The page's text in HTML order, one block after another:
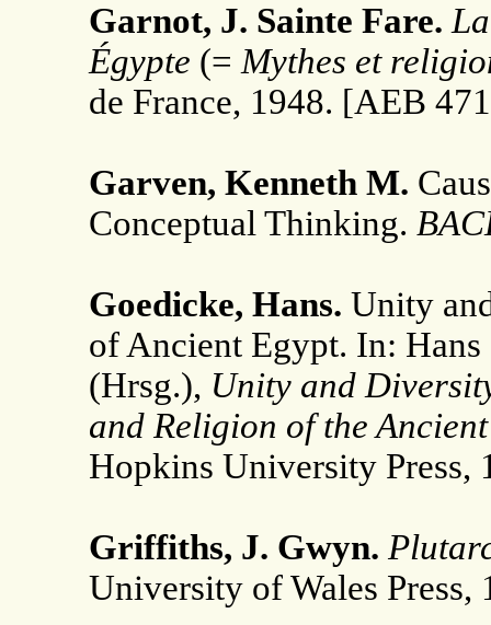
Garnot, J. Sainte Fare.
Égypte (= Mythes et
de France, 1948. [AEB
Garven, Kenneth M.
Conceptual Thinking.
Goedicke, Hans. Unity
of Ancient Egypt. In:
(Hrsg.), Unity and
and Religion of the
Hopkins University Press,
Griffiths, J. Gwyn.
University of Wales Press,